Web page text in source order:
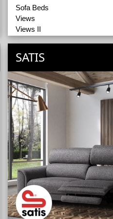
Sofa Beds
Views
Views II
Tables
Matelas
Oreillers
SATIS